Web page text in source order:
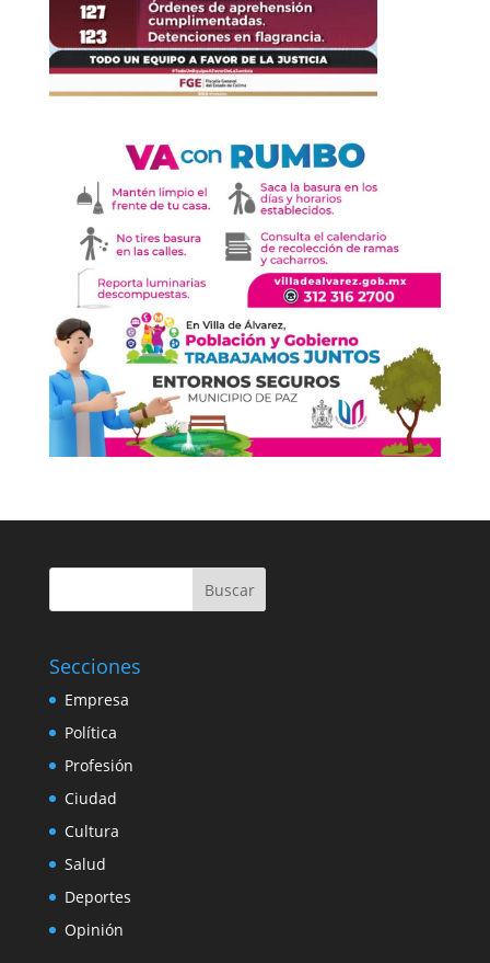
Buscar
Secciones
Empresa
Política
Profesión
Ciudad
Cultura
Salud
Deportes
Opinión